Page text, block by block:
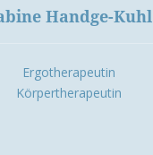
Handge-Kuhl
Ergotherapeutin
Körpertherapeutin